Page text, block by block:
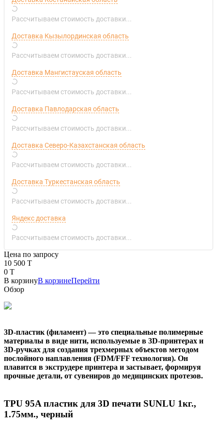
Рассчитываем стоимость доставки...
Доставка Кызылординская область
Рассчитываем стоимость доставки...
Доставка Мангистауская область
Рассчитываем стоимость доставки...
Доставка Павлодарская область
Рассчитываем стоимость доставки...
Доставка Северо-Казахстанская область
Рассчитываем стоимость доставки...
Доставка Туркестанская область
Рассчитываем стоимость доставки...
Яндекс доставка
Рассчитываем стоимость доставки...
Цена по запросу
10 500 T
0 T
В корзинуВ корзинеПерейти
Обзор
3D-пластик (филамент) — это специальные полимерные
материалы в виде нити, используемые в 3D-принтерах и
3D-ручках для создания трехмерных объектов методом
послойного наплавления (FDM/FFF технология). Он
плавится в экструдере принтера и застывает, формируя
прочные детали, от сувениров до медицинских протезов.
TPU 95A пластик для 3D печати SUNLU 1кг.,
1.75мм., черный